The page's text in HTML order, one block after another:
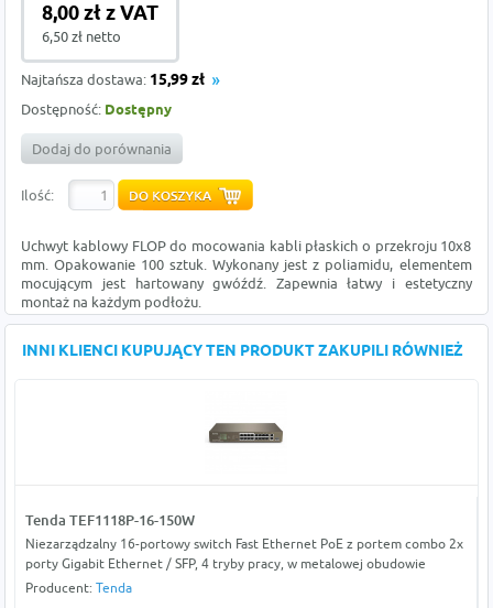
8,00 zł z VAT
6,50 zł netto
Najtańsza dostawa: 15,99 zł
Dostępność: Dostępny
Dodaj do porównania
Ilość:
Uchwyt kablowy FLOP do mocowania kabli płaskich o przekroju 10x8
mm. Opakowanie 100 sztuk. Wykonany jest z poliamidu, elementem
mocującym jest hartowany gwóźdź. Zapewnia łatwy i estetyczny
montaż na każdym podłożu.
INNI KLIENCI KUPUJĄCY TEN PRODUKT ZAKUPILI RÓWNIEŻ
Tenda TEF1118P-16-150W
Niezarządzalny 16-portowy switch Fast Ethernet PoE z portem combo 2x
porty Gigabit Ethernet / SFP, 4 tryby pracy, w metalowej obudowie
Producent: Tenda